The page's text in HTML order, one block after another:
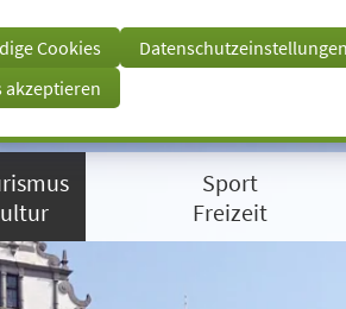
Cookies
akzeptieren
Sport
Freizeit